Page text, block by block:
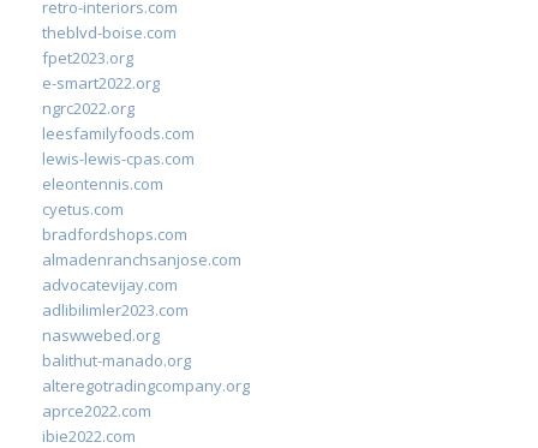
retro-interiors.com
theblvd-boise.com
fpet2023.org
e-smart2022.org
ngrc2022.org
leesfamilyfoods.com
lewis-lewis-cpas.com
eleontennis.com
cyetus.com
bradfordshops.com
almadenranchsanjose.com
advocatevijay.com
adlibilimler2023.com
naswwebed.org
balithut-manado.org
alteregotradingcompany.org
aprce2022.com
ibie2022.com